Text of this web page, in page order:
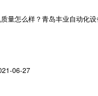
量怎么样？青岛丰业自动
06-27